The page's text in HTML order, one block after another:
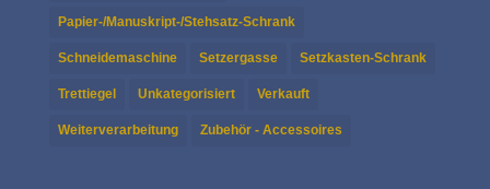
Papier-/Manuskript-/Stehsatz-Schrank
Schneidemaschine Setzergasse Setzkasten-Schrank
Trettiegel Unkategorisiert Verkauft
Weiterverarbeitung Zubehör - Accessoires